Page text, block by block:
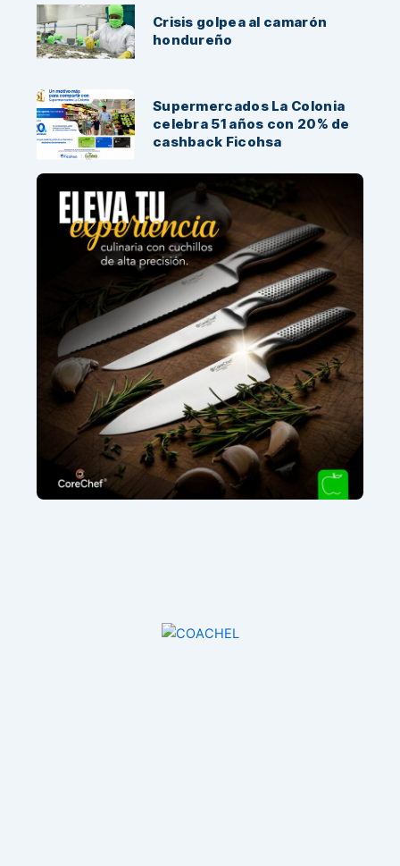
Crisis golpea al camarón
hondureño
Supermercados La Colonia
celebra 51 años con 20% de
cashback Ficohsa